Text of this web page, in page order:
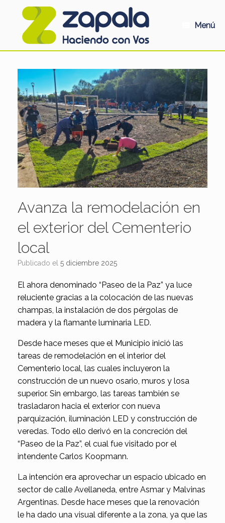
Menú
Avanza la remodelación en
el exterior del Cementerio
local
Publicado el 5 diciembre 2025
El ahora denominado “Paseo de la Paz” ya luce
reluciente gracias a la colocación de las nuevas
champas, la instalación de dos pérgolas de
madera y la flamante luminaria LED.
Desde hace meses que el Municipio inició las
tareas de remodelación en el interior del
Cementerio local, las cuales incluyeron la
construcción de un nuevo osario, muros y losa
superior. Sin embargo, las tareas también se
trasladaron hacia el exterior con nueva
parquización, iluminación LED y construcción de
veredas. Todo ello derivó en la concreción del
“Paseo de la Paz”, el cual fue visitado por el
intendente Carlos Koopmann.
La intención era aprovechar un espacio ubicado en
sector de calle Avellaneda, entre Asmar y Malvinas
Argentinas. Desde hace meses que la renovación
le ha dado una visual diferente a la zona, ya que las